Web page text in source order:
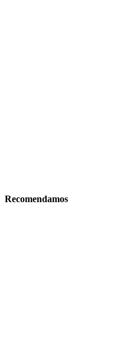
Recomendamos